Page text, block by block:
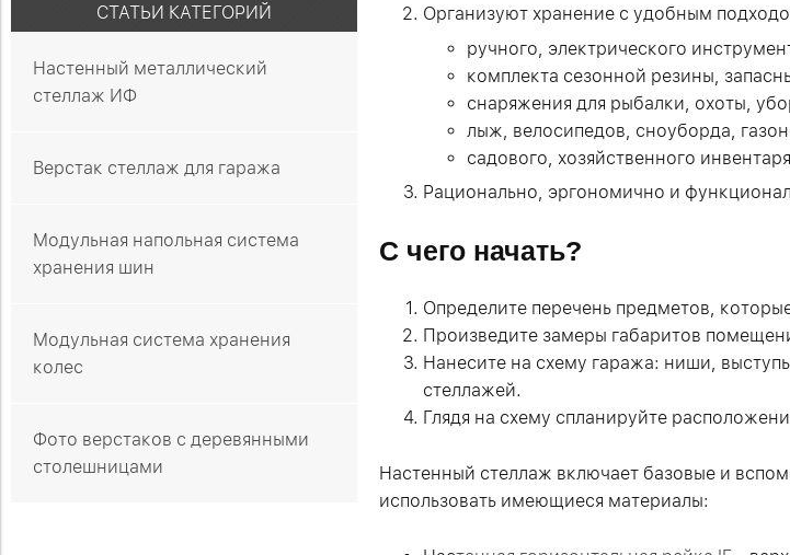
СТАТЬИ КАТЕГОРИЙ
Настенный металлический
стеллаж ИФ
Верстак стеллаж для гаража
Модульная напольная система
хранения шин
Модульная система хранения
колес
Фото верстаков с деревянными
столешницами
Организуют хранение с удобным
ручного, электрического
комплекта сезонной резины,
снаряжения для рыбалки, охоты,
лыж, велосипедов, сноуборда,
садового, хозяйственного
Рационально, эргономично и
С чего начать?
Определите перечень предметов,
Произведите замеры габаритов
Нанесите на схему гаража: ниши,
стеллажей.
Глядя на схему спланируйте
Настенный стеллаж включает базовые и
использовать имеющиеся материалы: